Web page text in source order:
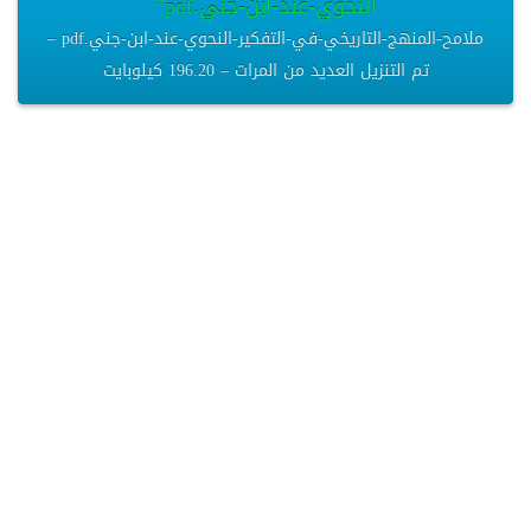
ملامح-المنهج-التاريخي-في-التفكير-النحوي-عند-ابن-جني.pdf –
تم التنزيل العديد من المرات – 196.20 كيلوبايت